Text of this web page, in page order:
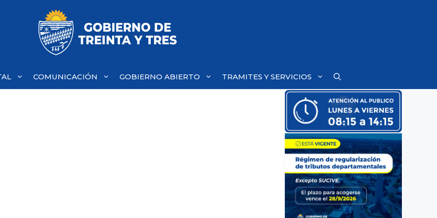
COMUNICACIÓN GOBIERNO ABIERTO TRAMITES Y SERVICIOS